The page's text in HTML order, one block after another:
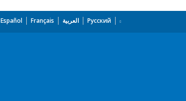
Español Français العربية Русский